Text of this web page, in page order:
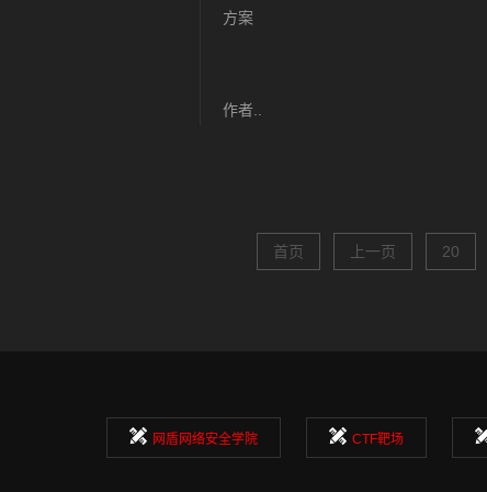
方案
作者..
首页 上一页 20
网盾网络安全学院 CTF靶场